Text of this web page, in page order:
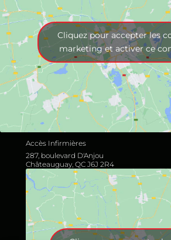
Cliquez pour accepter les
marketing et activer ce
Accès Infirmières
287, boulevard D'Anjou
Châteauguay, QC J6J 2R4